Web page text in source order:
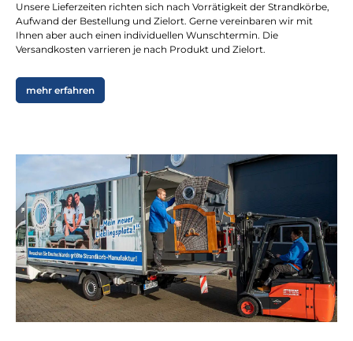
Unsere Lieferzeiten richten sich nach Vorrätigkeit der Strandkörbe,
Aufwand der Bestellung und Zielort. Gerne vereinbaren wir mit
Ihnen aber auch einen individuellen Wunschtermin. Die
Versandkosten varrieren je nach Produkt und Zielort.
mehr erfahren